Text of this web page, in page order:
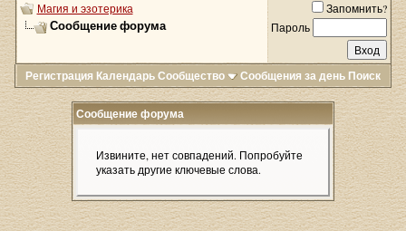
Магия и эзотерика
Сообщение форума
Запомнить?
Пароль
Регистрация КалендарьСообщество Сообщения за день Поиск
Сообщение форума
Извините, нет совпадений. Попробуйте
указать другие ключевые слова.